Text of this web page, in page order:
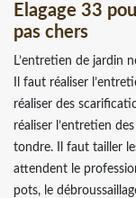
Elagage 33
pas chers
L’entretien de jardin
Il faut réaliser
réaliser des
réaliser l’entretien
tondre. Il faut tailler
attendent le
pots, le